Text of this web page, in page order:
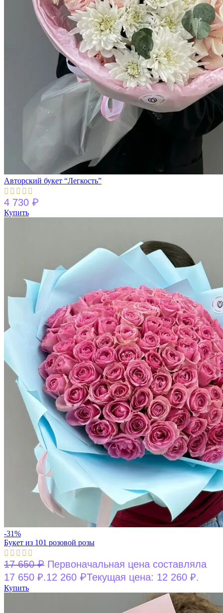
Авторский букет “Легкость”
4 730 ₽
Купить
-31%
Букет из 101 розовой розы
17 650₽ Первоначальная цена составляла
17 650 ₽.12 260 ₽Текущая цена: 12 260 ₽.
Купить